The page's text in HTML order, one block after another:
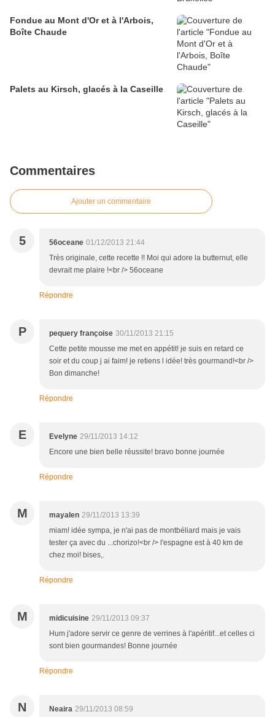
Fondue au Mont d'Or et à l'Arbois,
Boîte Chaude
Palets au Kirsch, glacés à la Caseille
Commentaires
Ajouter un commentaire
5 56oceane 01/12/2013 21:44
Très originale, cette recette !! Moi qui adore la butternut, elle
devrait me plaire !<br /> 56oceane
Répondre
P pequery françoise 30/11/2013 21:15
Cette petite mousse me met en appétit! je suis en retard ce
soir et du coup j ai faim! je retiens l idée! très gourmand!<br />
Bon dimanche!
Répondre
E Evelyne 29/11/2013 14:12
Encore une bien belle réussite! bravo bonne journée
Répondre
M mayalen 29/11/2013 13:39
miam! idée sympa, je n'ai pas de montbéliard mais je vais
tester ça avec du ...chorizo!<br /> l'espagne est à 40 km de
chez moi! bises,.
Répondre
M midicuisine 29/11/2013 09:37
Hum j'adore servir ce genre de verrines à l'apéritif...et celles ci
sont bien gourmandes! Bonne journée
Répondre
N Neaira 29/11/2013 08:59